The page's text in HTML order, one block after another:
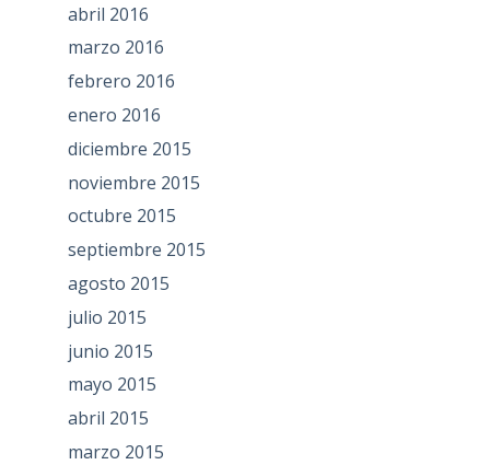
abril 2016
marzo 2016
febrero 2016
enero 2016
diciembre 2015
noviembre 2015
octubre 2015
septiembre 2015
agosto 2015
julio 2015
junio 2015
mayo 2015
abril 2015
marzo 2015